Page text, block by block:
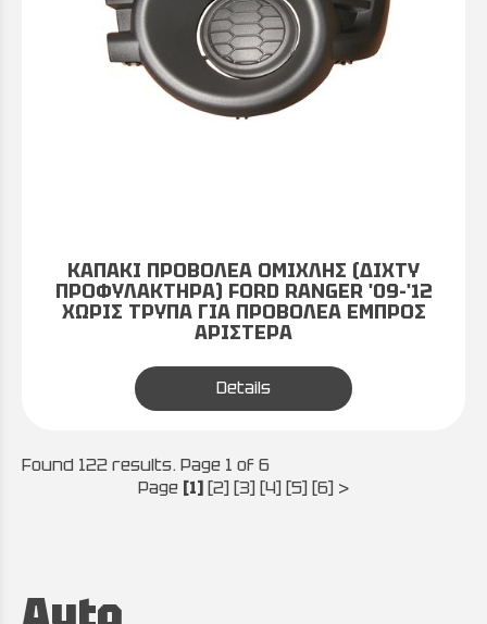
ΚΑΠΑΚΙ ΠΡΟΒΟΛΕΑ ΟΜΙΧΛΗΣ (ΔΙΧΤΥ
ΠΡΟΦΥΛΑΚΤΗΡΑ) FORD RANGER '09-'12
ΧΩΡΙΣ ΤΡΥΠΑ ΓΙΑ ΠΡΟΒΟΛΕΑ ΕΜΠΡΟΣ
ΑΡΙΣΤΕΡΑ
Details
Found 122 results. Page 1 of 6
Page [1][2] [3] [4] [5] [6] >